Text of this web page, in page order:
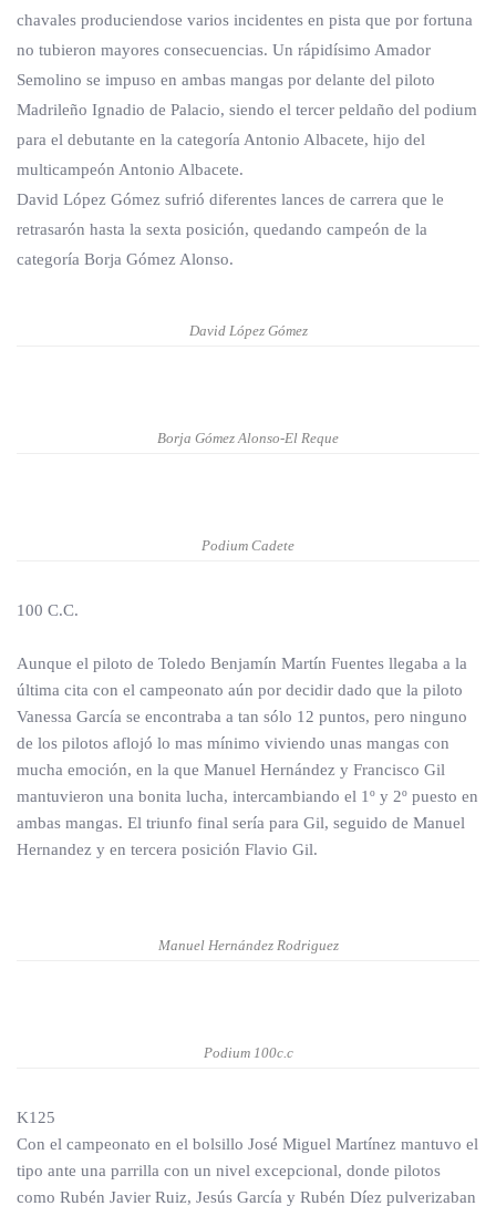
chavales produciendose varios incidentes en pista que por fortuna
no tubieron mayores consecuencias. Un rápidísimo Amador
Semolino se impuso en ambas mangas por delante del piloto
Madrileño Ignadio de Palacio, siendo el tercer peldaño del podium
para el debutante en la categoría Antonio Albacete, hijo del
multicampeón Antonio Albacete.
David López Gómez sufrió diferentes lances de carrera que le
retrasarón hasta la sexta posición, quedando campeón de la
categoría Borja Gómez Alonso.
David López Gómez
Borja Gómez Alonso-El Reque
Podium Cadete
100 C.C.
Aunque el piloto de Toledo Benjamín Martín Fuentes llegaba a la
última cita con el campeonato aún por decidir dado que la piloto
Vanessa García se encontraba a tan sólo 12 puntos, pero ninguno
de los pilotos aflojó lo mas mínimo viviendo unas mangas con
mucha emoción, en la que Manuel Hernández y Francisco Gil
mantuvieron una bonita lucha, intercambiando el 1º y 2º puesto en
ambas mangas. El triunfo final sería para Gil, seguido de Manuel
Hernandez y en tercera posición Flavio Gil.
Manuel Hernández Rodriguez
Podium 100c.c
K125
Con el campeonato en el bolsillo José Miguel Martínez mantuvo el
tipo ante una parrilla con un nivel excepcional, donde pilotos
como Rubén Javier Ruiz, Jesús García y Rubén Díez pulverizaban